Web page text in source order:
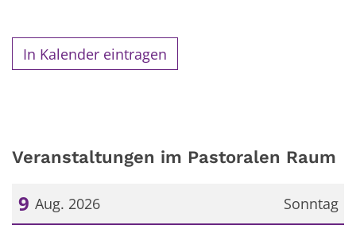
In Kalender eintragen
Veranstaltungen im Pastoralen Raum
Sonntag
9 Aug. 2026